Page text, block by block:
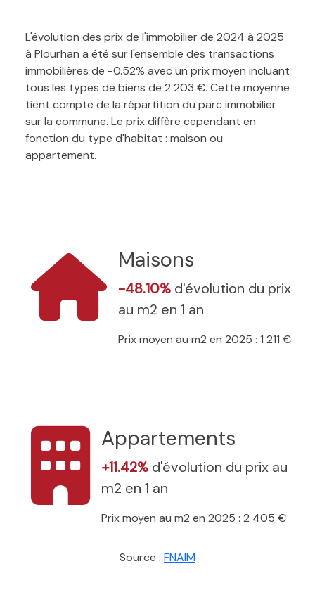
L'évolution des prix de l'immobilier de 2024 à 2025
à Plourhan a été sur l'ensemble des transactions
immobilières de -0.52% avec un prix moyen incluant
tous les types de biens de 2 203 €. Cette moyenne
tient compte de la répartition du parc immobilier
sur la commune. Le prix diffère cependant en
fonction du type d'habitat : maison ou
appartement.
Maisons
-48.10% d'évolution du prix
au m2 en 1 an
Prix moyen au m2 en 2025 : 1 211 €
Appartements
+11.42% d'évolution du prix au
m2 en 1 an
Prix moyen au m2 en 2025 : 2 405 €
Source : FNAIM